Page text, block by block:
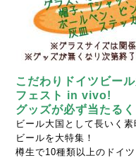
こだわりドイツビー
フェスト in vivo!
グッズが必ず当たる
ビール大国として長いく
ビールを大特集！
樽生で10種類以上のドイ